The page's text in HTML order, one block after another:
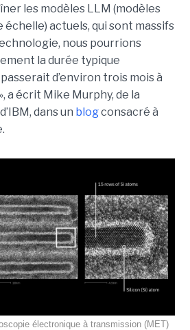
les modèles LLM (modèles
échelle) actuels, qui sont massifs
nous pourrions
la durée typique
d’environ trois mois à
a écrit Mike Murphy, de la
dans un blogconsacré à
électronique à transmission (MET)